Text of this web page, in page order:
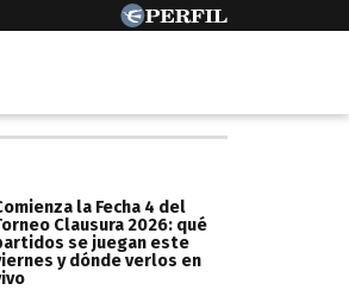
la Fecha 4 del
Clausura 2026: qué
se juegan este
y dónde verlos en